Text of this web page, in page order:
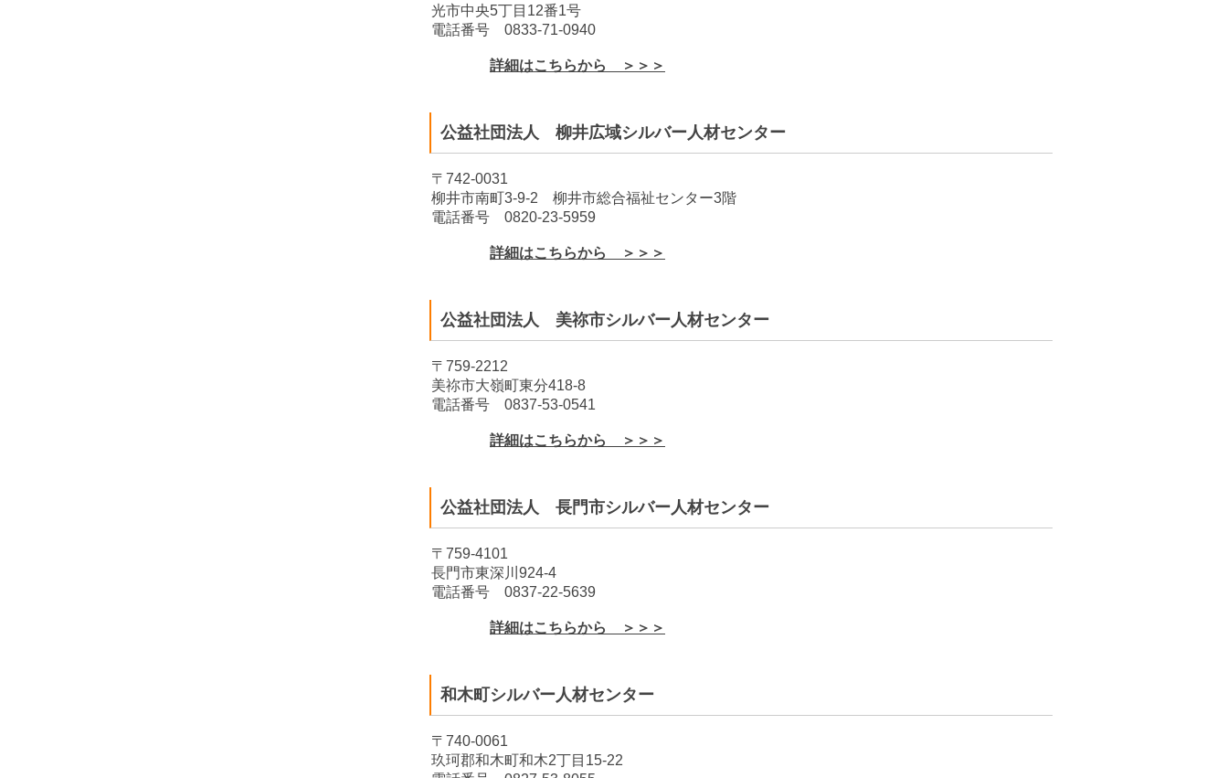
光市中央5丁目12番1号
電話番号 0833-71-0940
詳細はこちらから ＞＞＞
公益社団法人 柳井広域シルバー人材センター
〒742-0031
柳井市南町3-9-2 柳井市総合福祉センター3階
電話番号 0820-23-5959
詳細はこちらから ＞＞＞
公益社団法人 美祢市シルバー人材センター
〒759-2212
美祢市大嶺町東分418-8
電話番号 0837-53-0541
詳細はこちらから ＞＞＞
公益社団法人 長門市シルバー人材センター
〒759-4101
長門市東深川924-4
電話番号 0837-22-5639
詳細はこちらから ＞＞＞
和木町シルバー人材センター
〒740-0061
玖珂郡和木町和木2丁目15-22